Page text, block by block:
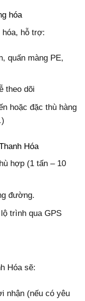
hóa
hóa, hỗ trợ:
quấn màng PE,
theo dõi
hoặc đặc thù hàng
Hóa
hợp (1 tấn – 10
đường.
trình qua GPS
Hóa sẽ:
nhận (nếu có yêu